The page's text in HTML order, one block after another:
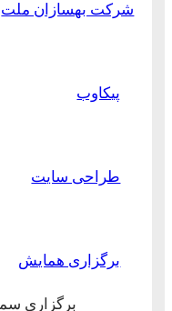
شرکت بهسازان ملت
پیکاوب
طراحی سایت
برگزاری همایش